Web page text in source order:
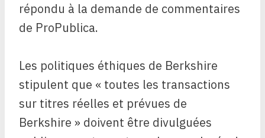
répondu à la demande de commentaires
de ProPublica.
Les politiques éthiques de Berkshire
stipulent que « toutes les transactions
sur titres réelles et prévues de
Berkshire » doivent être divulguées